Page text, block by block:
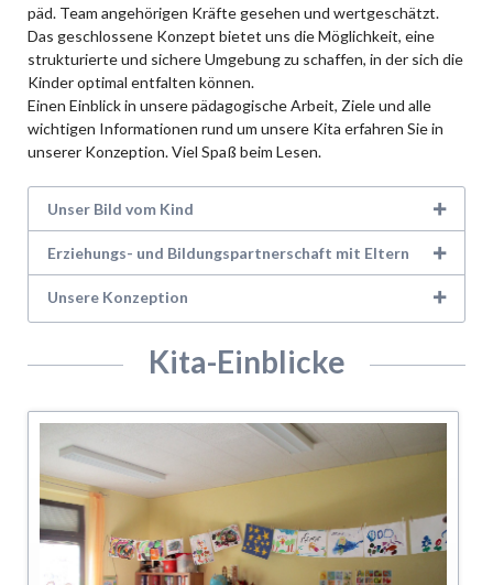
päd. Team angehörigen Kräfte gesehen und wertgeschätzt.
Das geschlossene Konzept bietet uns die Möglichkeit, eine
strukturierte und sichere Umgebung zu schaffen, in der sich die
Kinder optimal entfalten können.
Einen Einblick in unsere pädagogische Arbeit, Ziele und alle
wichtigen Informationen rund um unsere Kita erfahren Sie in
unserer Konzeption. Viel Spaß beim Lesen.
Unser Bild vom Kind
Erziehungs- und Bildungspartnerschaft mit Eltern
Unsere Konzeption
Kita-Einblicke